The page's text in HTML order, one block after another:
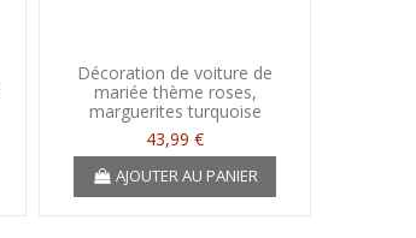
Décoration de voiture de
mariée thème roses,
marguerites turquoise
43,99 €
AJOUTER AU PANIER